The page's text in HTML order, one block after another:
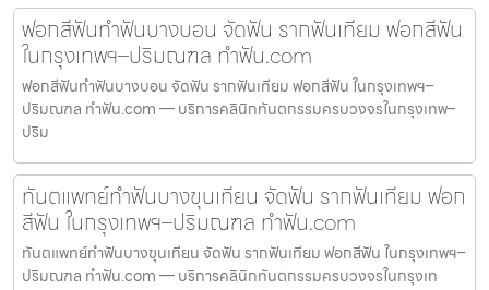
ฟอกสีฟันทำฟันบางบอน จัดฟัน รากฟันเทียม ฟอกสีฟัน
ในกรุงเทพฯ–ปริมณฑล ทำฟัน.com
ฟอกสีฟันทำฟันบางบอน จัดฟัน รากฟันเทียม ฟอกสีฟัน ในกรุงเทพฯ–
ปริมณฑล ทำฟัน.com — บริการคลินิกทันตกรรมครบวงจรในกรุงเทพ–
ปริม
ทันตแพทย์ทำฟันบางขุนเทียน จัดฟัน รากฟันเทียม ฟอก
สีฟัน ในกรุงเทพฯ–ปริมณฑล ทำฟัน.com
ทันตแพทย์ทำฟันบางขุนเทียน จัดฟัน รากฟันเทียม ฟอกสีฟัน ในกรุงเทพฯ–
ปริมณฑล ทำฟัน.com — บริการคลินิกทันตกรรมครบวงจรในกรุงเท